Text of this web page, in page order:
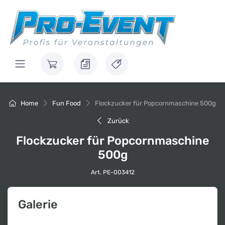
Home Fun Food Flockzucker für Popcornmaschine 500g
Zurück
Flockzucker für Popcornmaschine
500g
Art. PE-003412
Galerie